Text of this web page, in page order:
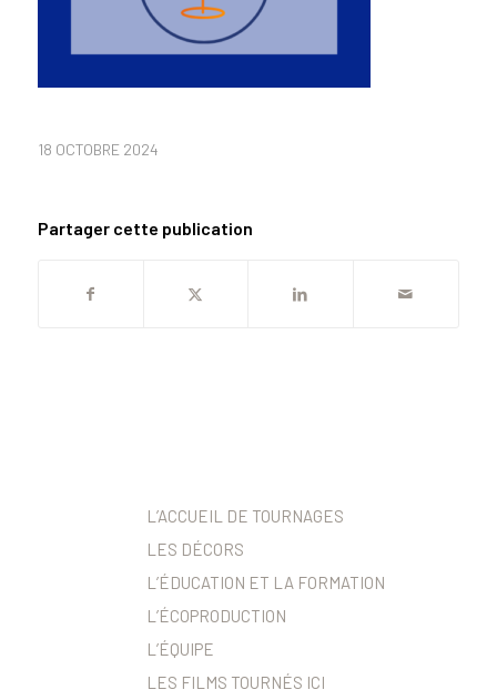
18 OCTOBRE 2024
Partager cette publication
L’ACCUEIL DE TOURNAGES
LES DÉCORS
L’ÉDUCATION ET LA FORMATION
L’ÉCOPRODUCTION
L’ÉQUIPE
LES FILMS TOURNÉS ICI